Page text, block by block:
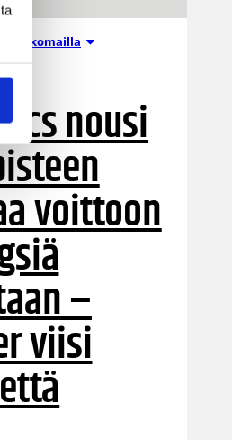
ulkomailla
nousi
voittoon
–
viisi